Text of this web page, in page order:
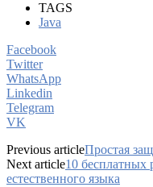
TAGS
Java
Facebook
Twitter
WhatsApp
Linkedin
Telegram
VK
Previous articleПростая
Next article10 бесплатных
естественного языка